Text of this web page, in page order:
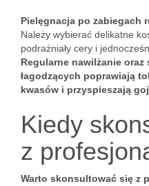
Pielęgnacja po zabiegach
Należy wybierać delikatne
podrażniały cery i
Regularne nawilżanie
łagodzących poprawiają
kwasów i przyspieszają
Kiedy
z
Warto skonsultować się z